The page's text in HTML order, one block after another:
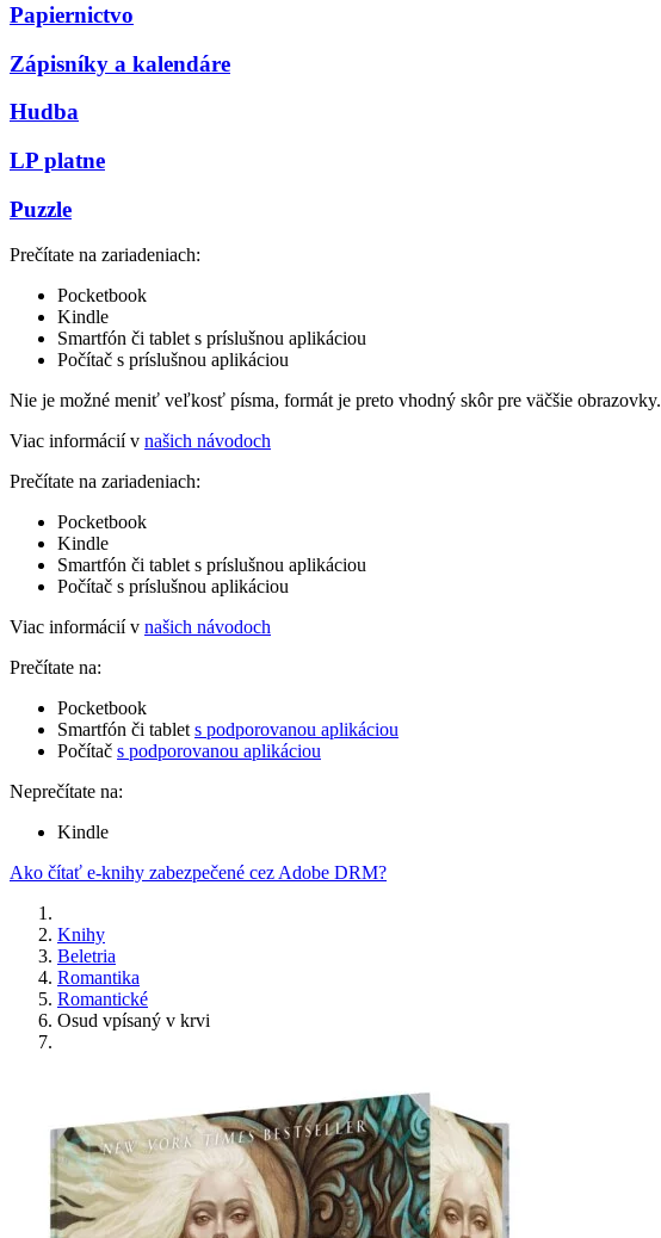
Papiernictvo
Zápisníky a kalendáre
Hudba
LP platne
Puzzle
Prečítate na zariadeniach:
Pocketbook
Kindle
Smartfón či tablet s príslušnou aplikáciou
Počítač s príslušnou aplikáciou
Nie je možné meniť veľkosť písma, formát je preto vhodný skôr pre väčšie obrazovky.
Viac informácií v našich návodoch
Prečítate na zariadeniach:
Pocketbook
Kindle
Smartfón či tablet s príslušnou aplikáciou
Počítač s príslušnou aplikáciou
Viac informácií v našich návodoch
Prečítate na:
Pocketbook
Smartfón či tablet s podporovanou aplikáciou
Počítač s podporovanou aplikáciou
Neprečítate na:
Kindle
Ako čítať e-knihy zabezpečené cez Adobe DRM?
Knihy
Beletria
Romantika
Romantické
Osud vpísaný v krvi